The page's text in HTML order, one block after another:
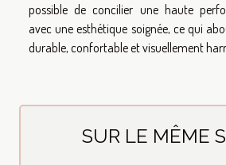
possible de concilier une haute
avec une esthétique soignée, ce qui
durable, confortable et visuellement
SUR LE MÊME